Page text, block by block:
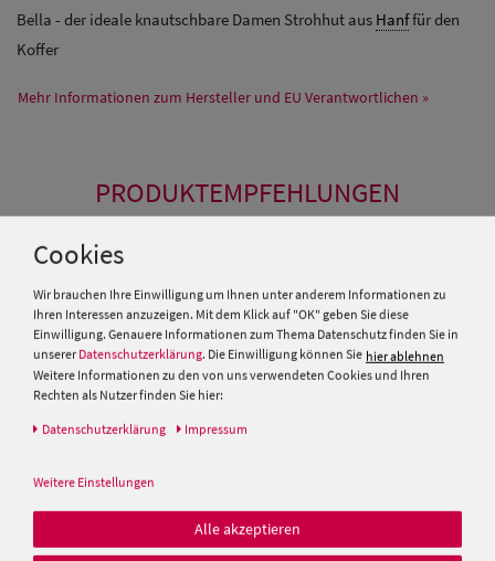
Bella - der ideale knautschbare Damen Strohhut aus Hanffür den
Koffer
Mehr Informationen zum Hersteller und EU Verantwortlichen »
PRODUKTEMPFEHLUNGEN
Elegante Schute mit breiter
Schleife von Hut-Breiter
Chillouts knautschbare Schute
Lafayette UV-Schutz 50+ (UPF)
Cookies
Wir brauchen Ihre Einwilligung um Ihnen unter anderem Informationen zu
Ihren Interessen anzuzeigen. Mit dem Klick auf "OK" geben Sie diese
Einwilligung. Genauere Informationen zum Thema Datenschutz finden Sie in
unserer Datenschutzerklärung. Die Einwilligung können Sie hier ablehnen
Weitere Informationen zu den von uns verwendeten Cookies und Ihren
Rechten als Nutzer finden Sie hier:
Daten­schutz­erklärung Impressum
Weitere Einstellungen
Alle akzeptieren